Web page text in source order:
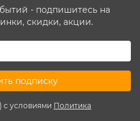
- подпишитесь на
скидки, акции.
подписку
с условиями Политика